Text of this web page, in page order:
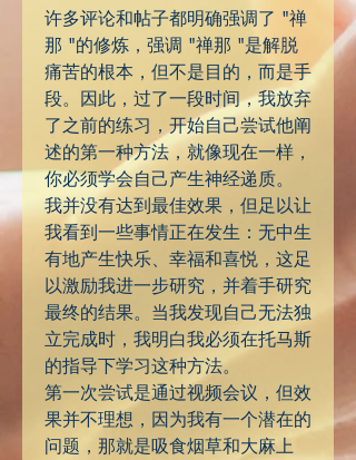
许多评论和帖子都明确强调了 "禅
那 "的修炼，强调 "禅那 "是解脱
痛苦的根本，但不是目的，而是手
段。因此，过了一段时间，我放弃
了之前的练习，开始自己尝试他阐
述的第一种方法，就像现在一样，
你必须学会自己产生神经递质。
我并没有达到最佳效果，但足以让
我看到一些事情正在发生：无中生
有地产生快乐、幸福和喜悦，这足
以激励我进一步研究，并着手研究
最终的结果。当我发现自己无法独
立完成时，我明白我必须在托马斯
的指导下学习这种方法。
第一次尝试是通过视频会议，但效
果并不理想，因为我有一个潜在的
问题，那就是吸食烟草和大麻上